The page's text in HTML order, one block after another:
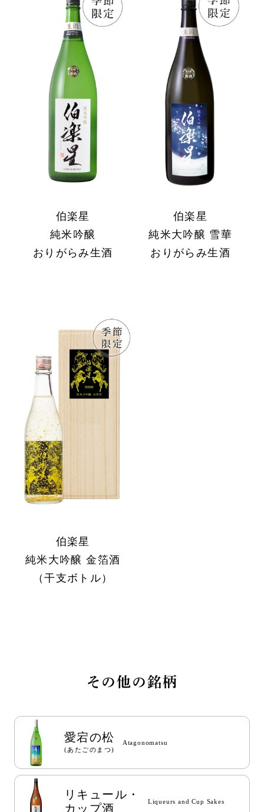
伯楽星
純米吟醸
おりがらみ生酒
伯楽星
純米大吟醸 雪華
おりがらみ生酒
伯楽星
純米大吟醸 金箔酒
（干支ボトル）
その他の銘柄
愛宕の松
(あたごのまつ)
Atagonomatsu
リキュール ・
カップ酒
Liqueurs and Cup Sakes